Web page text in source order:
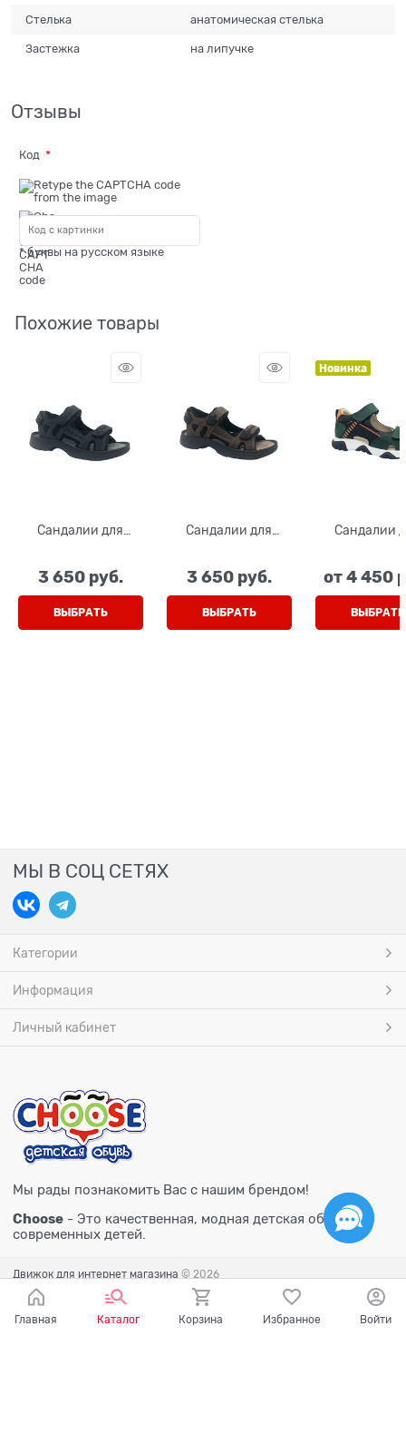
Стелька анатомическая стелька
Застежка на липучке
Отзывы
Код
* буквы на русском языке
Похожие товары
Сандалии для
нос и пятка, на
липучках
3 650 руб.
ВЫБРАТЬ
Сандалии для
открытые нос и
пятка, на липучках
3 650 руб.
ВЫБРАТЬ
Новинка
Сандалии
желтый,
липучках
от4 450
ВЫБРАТЬ
МЫ В СОЦ СЕТЯХ
Категории
Информация
Личный кабинет
Мы рады познакомить Вас с нашим брендом!
Choose - Это качественная, модная детская обувь для
современных детей.
Движок для интернет магазина © 2026
Главная Каталог Корзина Избранное Войти